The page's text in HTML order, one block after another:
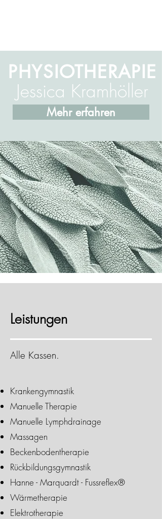
PHYSIOTHERAPIE
Jessica Kramhöller
Mehr erfahren
Leistungen
Alle Kassen.
Krankengymnastik
Manuelle Therapie
Manuelle Lymphdrainage
Massagen​
Beckenbodentherapie
Rückbildungsgymnastik
Hanne - Marquardt - Fussreflex®
Wärmetherapie
Elektrotherapie